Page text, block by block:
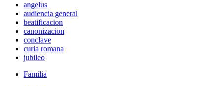
angelus
audiencia general
beatificacion
canonizacion
conclave
curia romana
jubileo
Familia